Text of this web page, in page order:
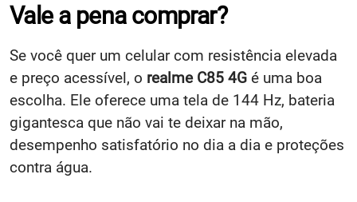
Vale a pena comprar?
Se você quer um celular com resistência elevada
e preço acessível, o realme C85 4G é uma boa
escolha. Ele oferece uma tela de 144 Hz, bateria
gigantesca que não vai te deixar na mão,
desempenho satisfatório no dia a dia e proteções
contra água.